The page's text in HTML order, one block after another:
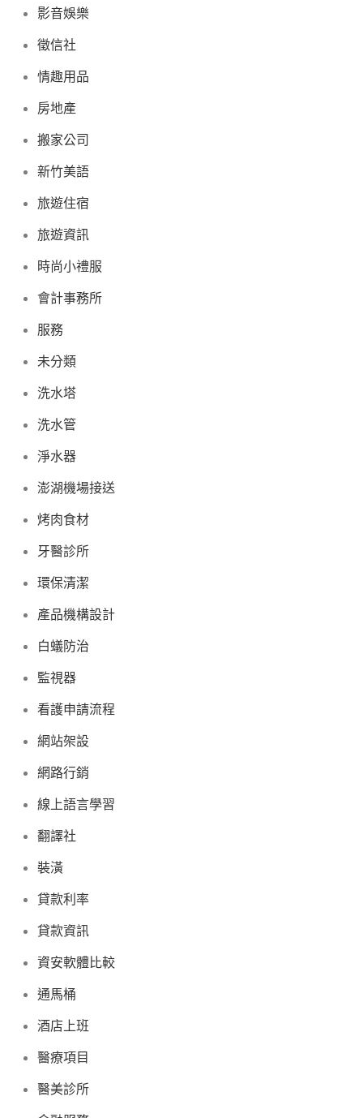
影音娛樂
徵信社
情趣用品
房地產
搬家公司
新竹美語
旅遊住宿
旅遊資訊
時尚小禮服
會計事務所
服務
未分類
洗水塔
洗水管
淨水器
澎湖機場接送
烤肉食材
牙醫診所
環保清潔
產品機構設計
白蟻防治
監視器
看護申請流程
網站架設
網路行銷
線上語言學習
翻譯社
裝潢
貸款利率
貸款資訊
資安軟體比較
通馬桶
酒店上班
醫療項目
醫美診所